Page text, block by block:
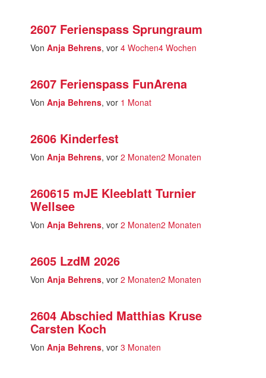
2607 Ferienspass Sprungraum
Von Anja Behrens, vor 4 Wochen4 Wochen
2607 Ferienspass FunArena
Von Anja Behrens, vor 1 Monat
2606 Kinderfest
Von Anja Behrens, vor 2 Monaten2 Monaten
260615 mJE Kleeblatt Turnier
Wellsee
Von Anja Behrens, vor 2 Monaten2 Monaten
2605 LzdM 2026
Von Anja Behrens, vor 2 Monaten2 Monaten
2604 Abschied Matthias Kruse
Carsten Koch
Von Anja Behrens, vor 3 Monaten